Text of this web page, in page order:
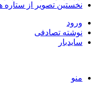
نخستین تصویر از ستاره
ورود
نوشته تصادفی
سایدبار
منو